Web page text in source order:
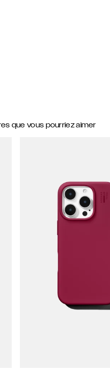
que vous pourriez aimer